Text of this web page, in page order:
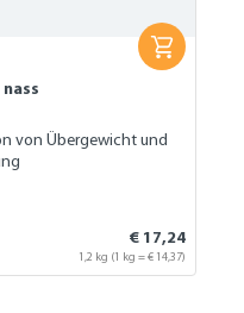
von Übergewicht und
€ 17,24
1,2 kg (1 kg = € 14,37)